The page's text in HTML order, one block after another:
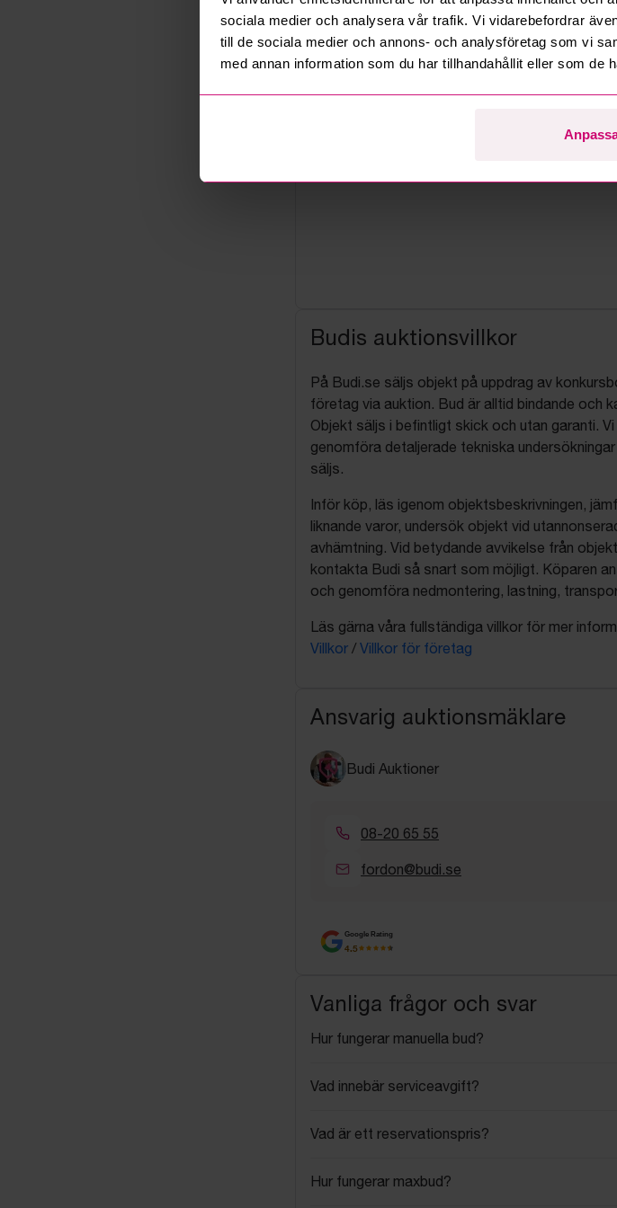
sociala medier och analysera vår trafik. Vi vidarebefordrar
till de sociala medier och annons- och analysföretag som vi
med annan information som du har tillhandahållit eller som de
Budis auktionsvillkor
På Budi.se säljs objekt på uppdrag av
företag via auktion. Bud är alltid bindande och
Objekt säljs i befintligt skick och utan garanti.
genomföra detaljerade tekniska
säljs.
Inför köp, läs igenom objektsbeskrivningen,
liknande varor, undersök objekt vid
avhämtning. Vid betydande avvikelse från
kontakta Budi så snart som möjligt. Köparen
och genomföra nedmontering, lastning,
Läs gärna våra fullständiga villkor för mer
Villkor / Villkor för företag
Ansvarig auktionsmäklare
Budi Auktioner
08-20 65 55
fordon@budi.se
Google Rating
4.5
Vanliga frågor och svar
Hur fungerar manuella bud?
Vad innebär serviceavgift?
Vad är ett reservationspris?
Hur fungerar maxbud?